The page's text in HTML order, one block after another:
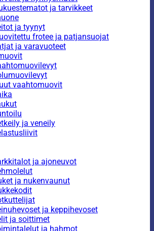
ja tarvikkeet
ja tyynyt
frotee ja patjansuojat
ja varavuoteet
vaahtomuovit
ja veneily
ja ajoneuvot
ja nukenvaunut
ja keppihevoset
ja soittimet
ja hahmot